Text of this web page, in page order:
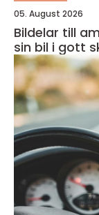
05. August 2026
Bildelar till
sin bil i gott